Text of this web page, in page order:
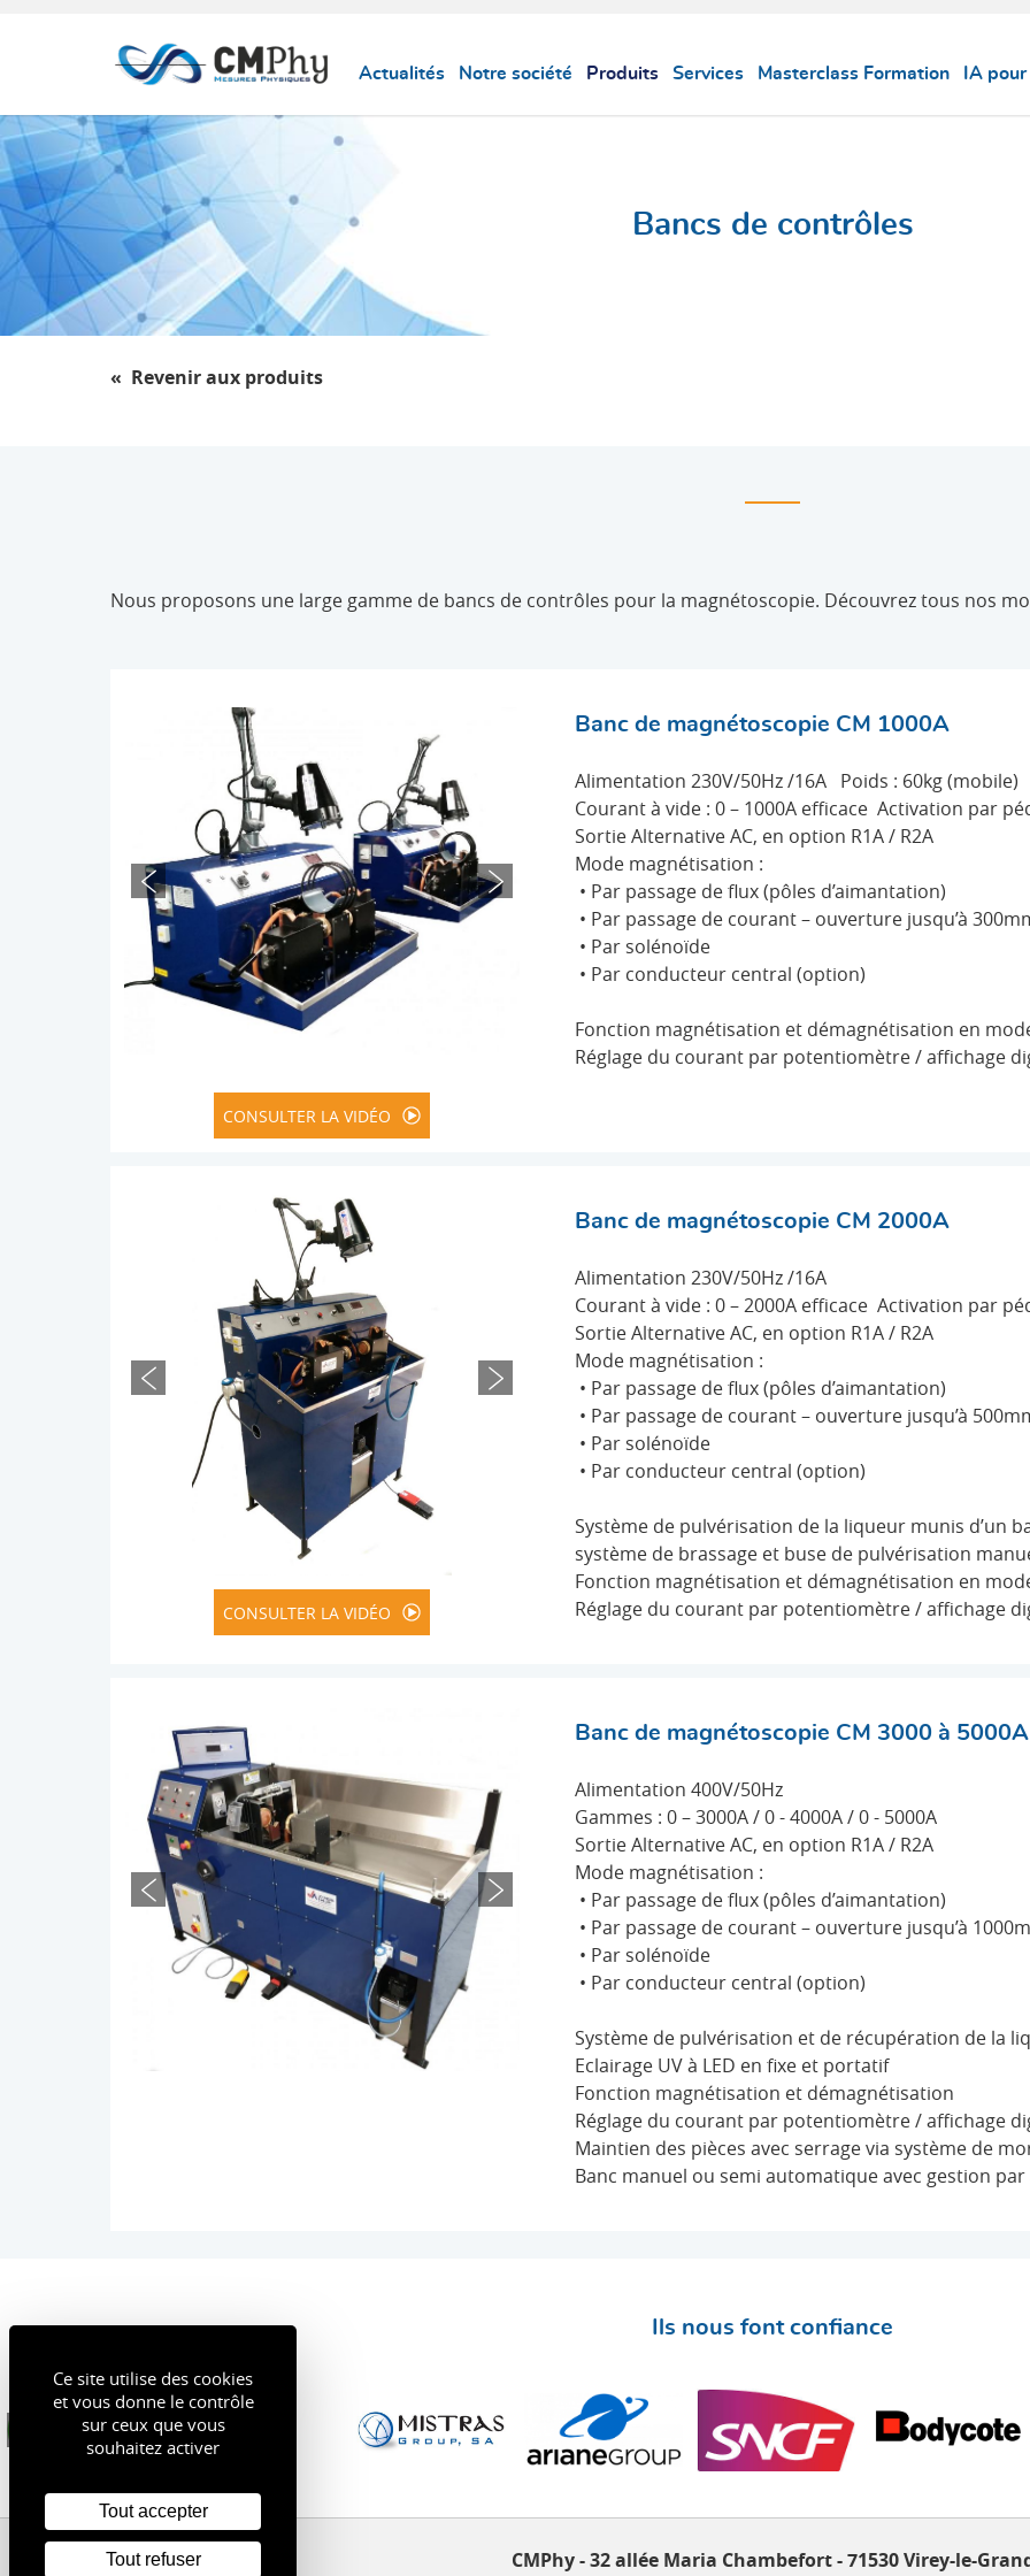
Actualités Notre société Produits Services Masterclass Formation IA
Bancs de contrôles
Revenir aux produits
Nous proposons une large gamme de bancs de contrôles pour la magnétoscopie. Découvrez tous nos
CONSULTER LA VIDÉO BANC DE MAGNÉTOSCOPIE CM 1000A
Banc de magnétoscopie CM 1000A
Alimentation 230V/50Hz /16A Poids : 60kg (mobile)
Courant à vide : 0 – 1000A efficace Activation par
Sortie Alternative AC, en option R1A / R2A
Mode magnétisation :
• Par passage de flux (pôles d’aimantation)
• Par passage de courant – ouverture jusqu’à
• Par solénoïde
• Par conducteur central (option)
Fonction magnétisation et démagnétisation en
Réglage du courant par potentiomètre / affichage
CONSULTER LA VIDÉO BANC DE MAGNÉTOSCOPIE CM 2000A
Banc de magnétoscopie CM 2000A
Alimentation 230V/50Hz /16A
Courant à vide : 0 – 2000A efficace Activation par
Sortie Alternative AC, en option R1A / R2A
Mode magnétisation :
• Par passage de flux (pôles d’aimantation)
• Par passage de courant – ouverture jusqu’à
• Par solénoïde
• Par conducteur central (option)
Système de pulvérisation de la liqueur munis d’un
système de brassage et buse de pulvérisation
Fonction magnétisation et démagnétisation en
Réglage du courant par potentiomètre / affichage
Banc de magnétoscopie CM 3000 à 5000A
Alimentation 400V/50Hz
Gammes : 0 – 3000A / 0 - 4000A / 0 - 5000A
Sortie Alternative AC, en option R1A / R2A
Mode magnétisation :
• Par passage de flux (pôles d’aimantation)
• Par passage de courant – ouverture jusqu’à
• Par solénoïde
• Par conducteur central (option)
Système de pulvérisation et de récupération de la
Eclairage UV à LED en fixe et portatif
Fonction magnétisation et démagnétisation
Réglage du courant par potentiomètre / affichage
Maintien des pièces avec serrage via système de
Banc manuel ou semi automatique avec gestion
Ils nous font confiance
CMPhy - 32 allée Maria Chambefort - 71530 Virey-le-
Ce site utilise des cookies
et vous donne le contrôle
sur ceux que vous
souhaitez activer
Tout accepter
Tout refuser